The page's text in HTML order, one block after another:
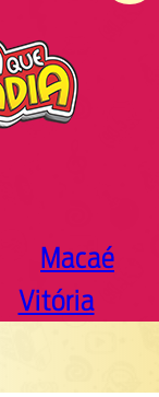
Macaé
Vitória